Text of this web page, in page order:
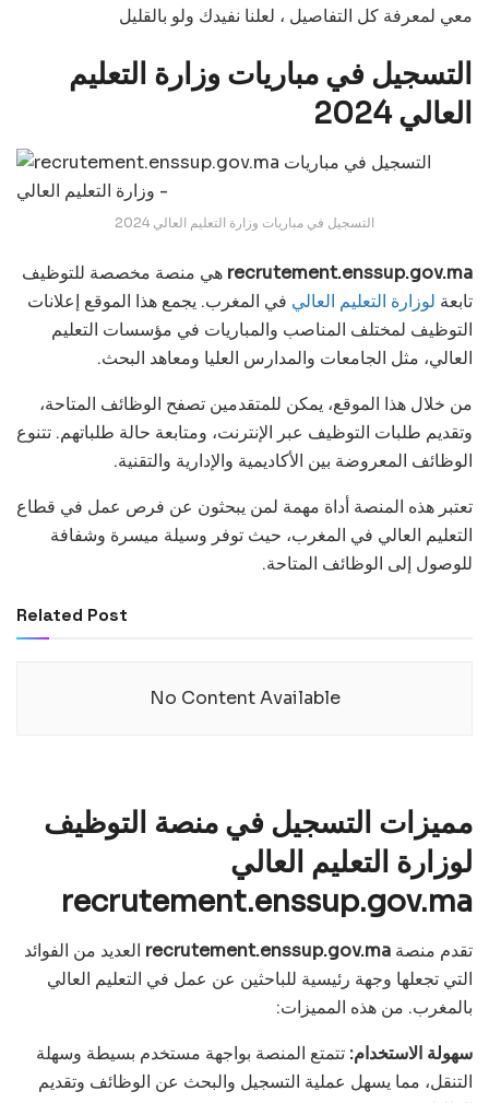
معي لمعرفة كل التفاصيل ، لعلنا نفيدك ولو بالقليل
التسجيل في مباريات وزارة التعليم
العالي2024
التسجيل في مباريات وزارة التعليم العالي 2024
recrutement.enssup.gov.ma هي منصة مخصصة للتوظيف
تابعة لوزارة التعليم العالي في المغرب. يجمع هذا الموقع إعلانات
التوظيف لمختلف المناصب والمباريات في مؤسسات التعليم
العالي، مثل الجامعات والمدارس العليا ومعاهد البحث.
من خلال هذا الموقع، يمكن للمتقدمين تصفح الوظائف المتاحة،
وتقديم طلبات التوظيف عبر الإنترنت، ومتابعة حالة طلباتهم. تتنوع
الوظائف المعروضة بين الأكاديمية والإدارية والتقنية.
تعتبر هذه المنصة أداة مهمة لمن يبحثون عن فرص عمل في قطاع
التعليم العالي في المغرب، حيث توفر وسيلة ميسرة وشفافة
للوصول إلى الوظائف المتاحة.
Related Post
No Content Available
مميزات التسجيل في منصة التوظيف
لوزارة التعليم العالي
recrutement.enssup.gov.ma
تقدم منصة recrutement.enssup.gov.ma العديد من الفوائد
التي تجعلها وجهة رئيسية للباحثين عن عمل في التعليم العالي
بالمغرب. من هذه المميزات:
سهولة الاستخدام: تتمتع المنصة بواجهة مستخدم بسيطة وسهلة
التنقل، مما يسهل عملية التسجيل والبحث عن الوظائف وتقديم